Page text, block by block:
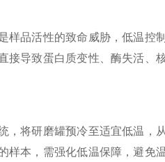
品活性的致命威胁，低温控
接导致蛋白质变性、酶失活
将研磨罐预冷至适宜低温，
样本，需强化低温保障，避